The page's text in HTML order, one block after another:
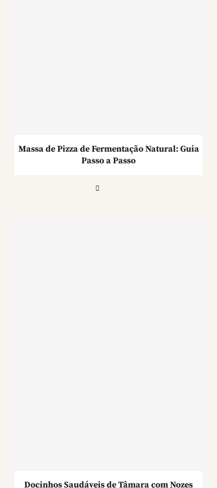
Massa de Pizza de Fermentação Natural: Guia
Passo a Passo
Docinhos Saudáveis de Tâmara com Nozes